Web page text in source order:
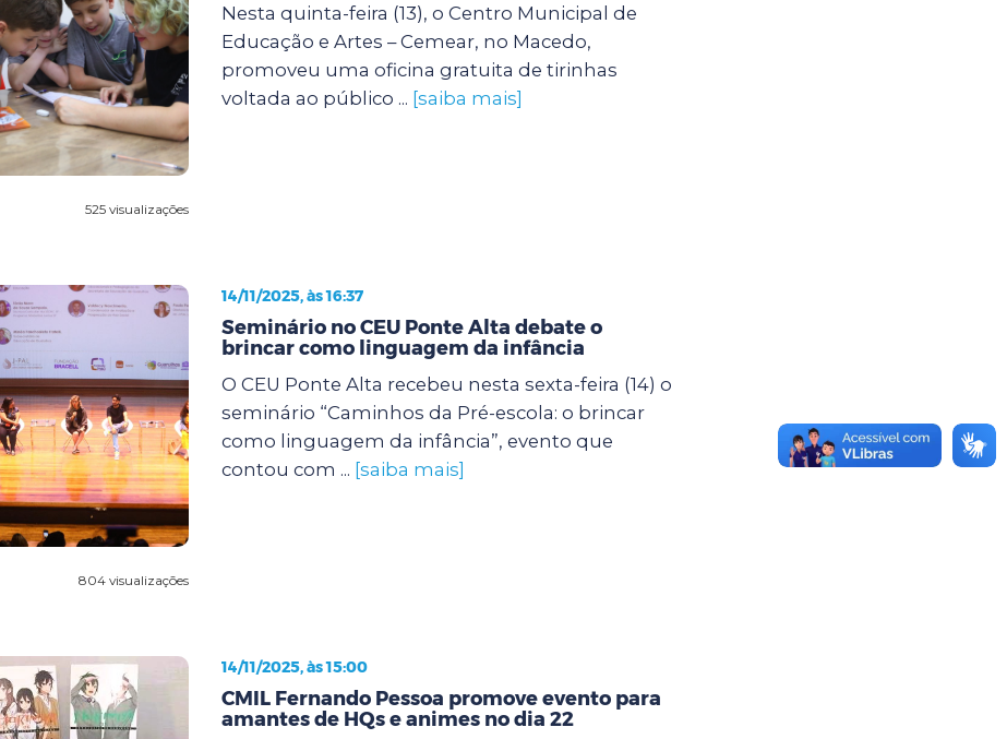
525 visualizações
Nesta quinta-feira (13), o Centro Municipal de
Educação e Artes – Cemear, no Macedo,
promoveu uma oficina gratuita de tirinhas
voltada ao público ... [saiba mais]
804 visualizações
14/11/2025, às 16:37
Seminário no CEU Ponte Alta debate o
brincar como linguagem da infância
O CEU Ponte Alta recebeu nesta sexta-feira (14) o
seminário “Caminhos da Pré-escola: o brincar
como linguagem da infância”, evento que
contou com ... [saiba mais]
14/11/2025, às 15:00
CMIL Fernando Pessoa promove evento para
amantes de HQs e animes no dia 22